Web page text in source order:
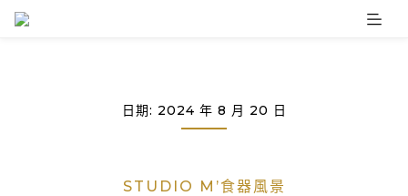
Skip
日期: 2024 年 8 月 20 日
STUDIO M’食器風景